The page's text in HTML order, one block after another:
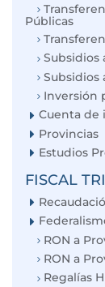
Públicas
Subsidios
Subsidios
Inversión
Cuenta de
Provincias
Estudios
FISCAL
RON a
RON a
Regalías